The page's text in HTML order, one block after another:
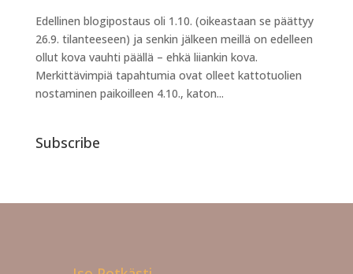
Edellinen blogipostaus oli 1.10. (oikeastaan se päättyy
26.9. tilanteeseen) ja senkin jälkeen meillä on edelleen
ollut kova vauhti päällä – ehkä liiankin kova.
Merkittävimpiä tapahtumia ovat olleet kattotuolien
nostaminen paikoilleen 4.10., katon...
Subscribe